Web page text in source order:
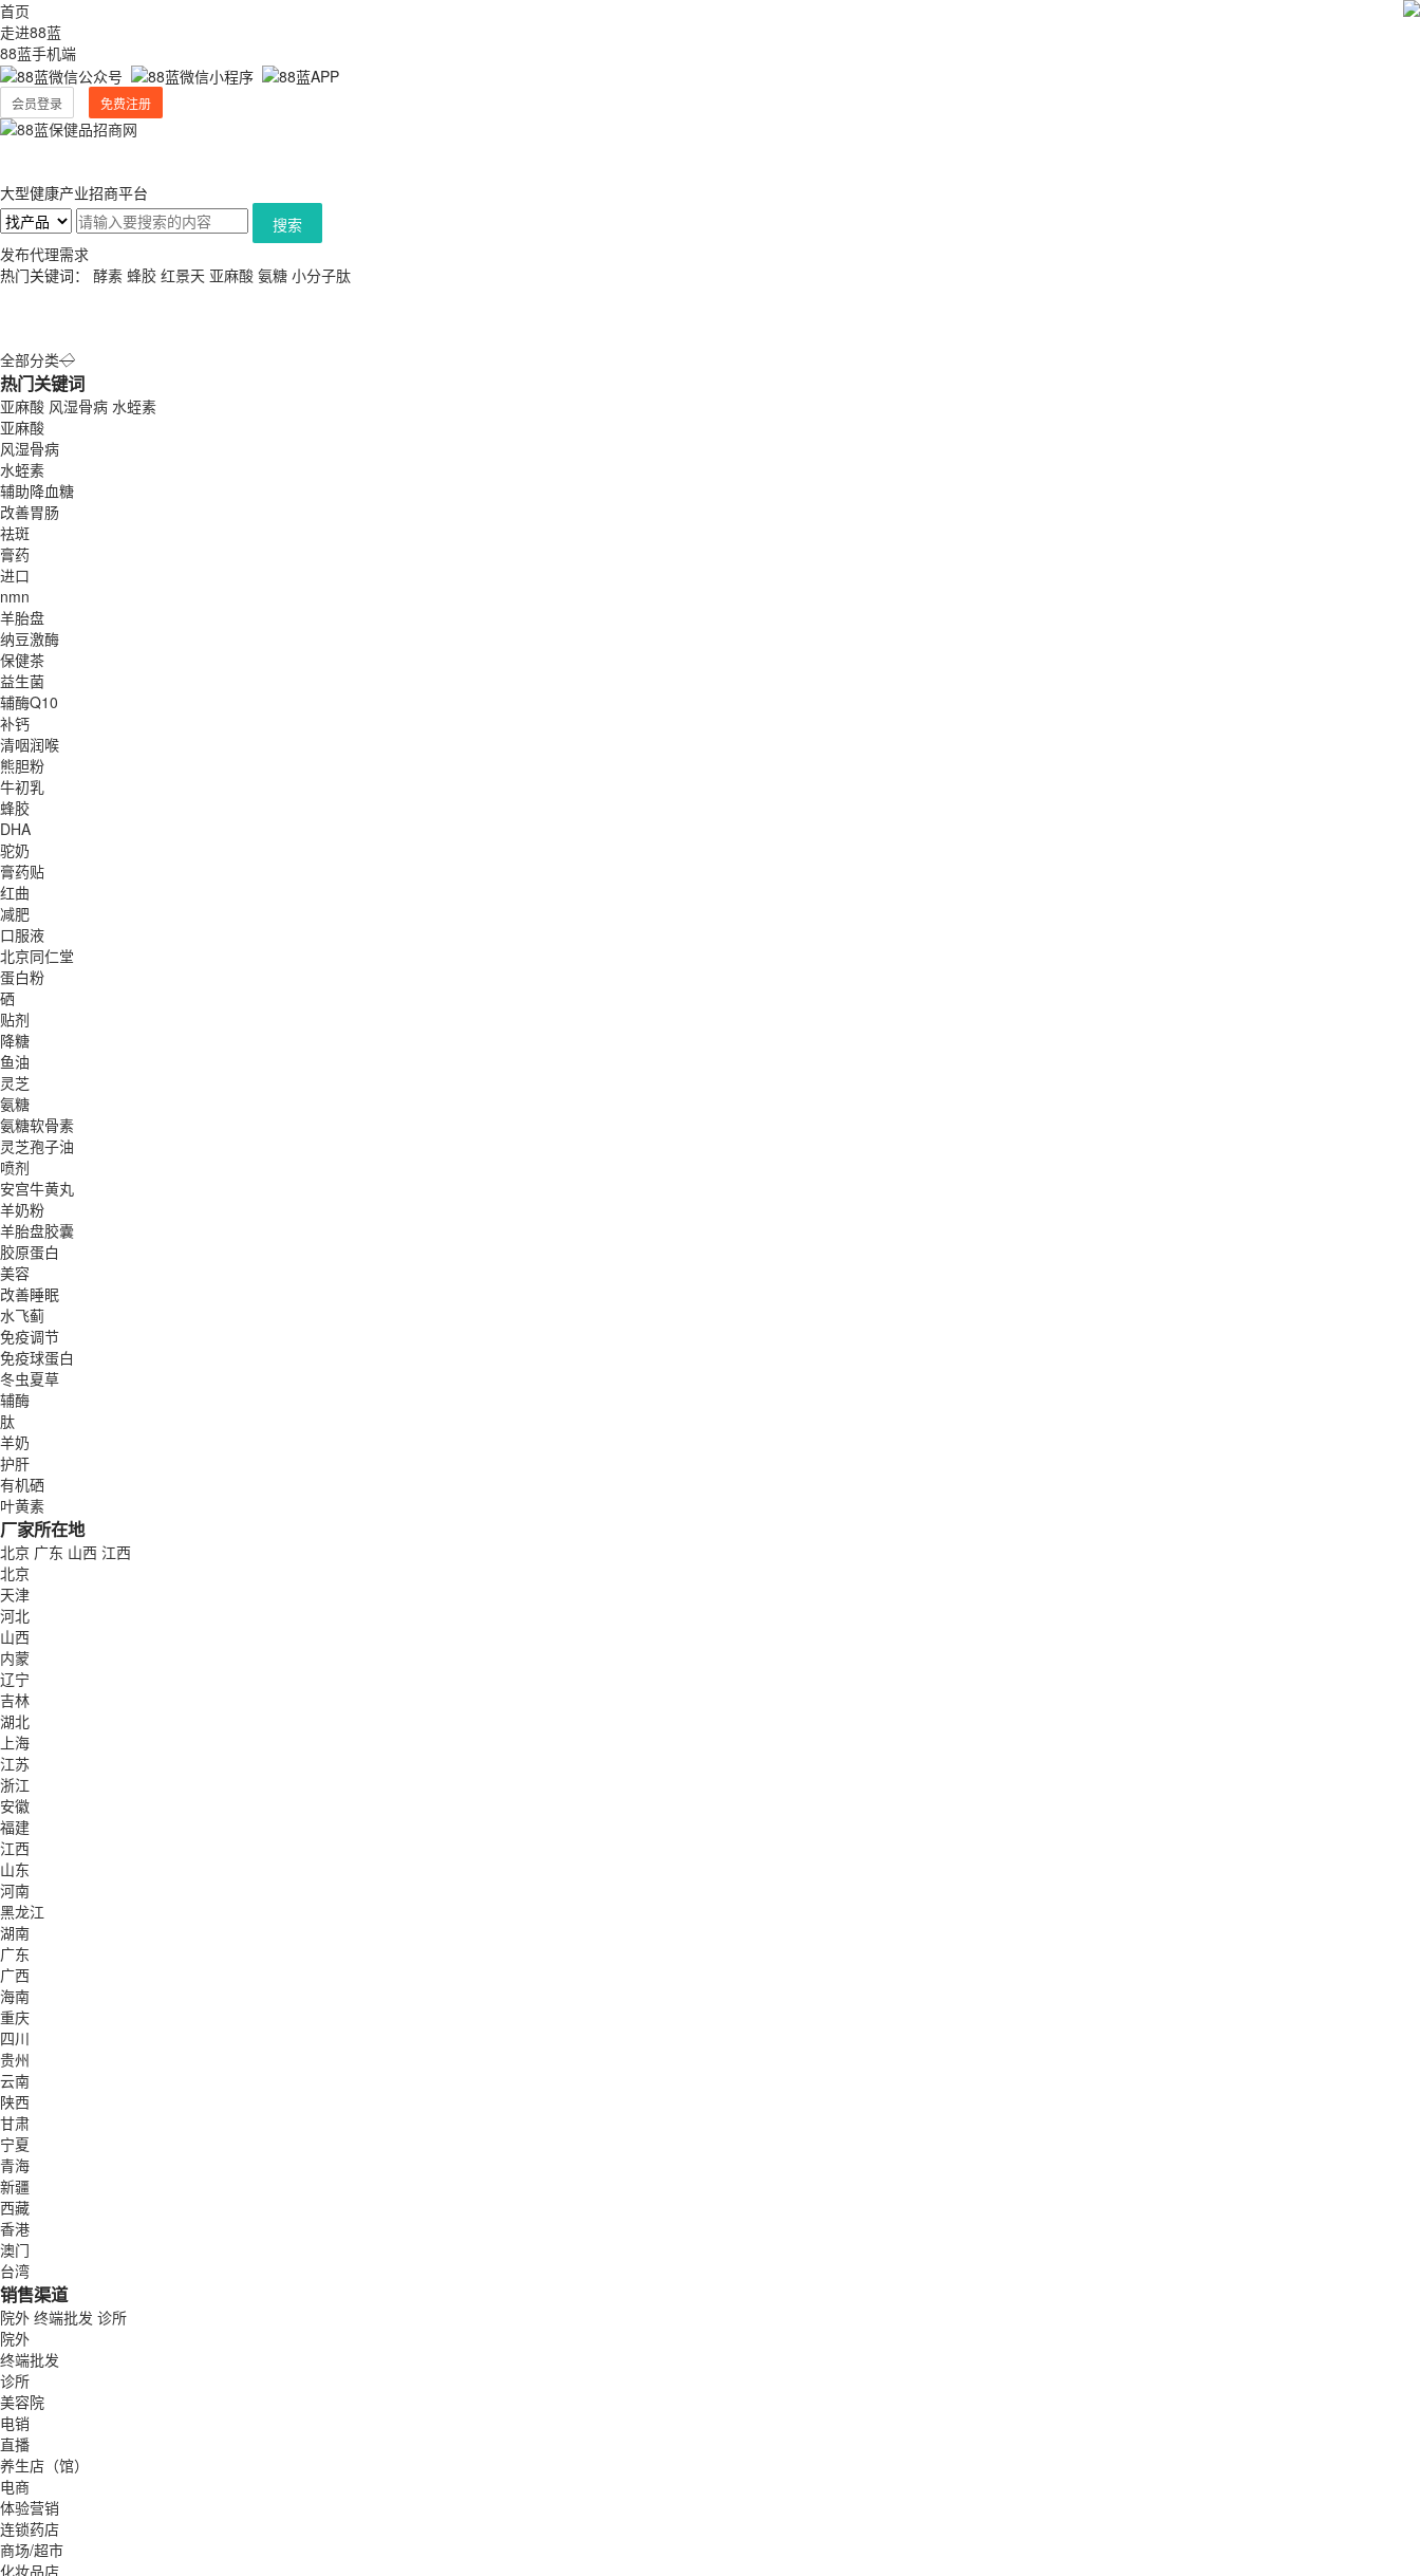
首页
走进88蓝
88蓝手机端
会员登录 免费注册
大型健康产业招商平台
搜索
发布代理需求
热门关键词： 酵素 蜂胶 红景天 亚麻酸 氨糖 小分子肽
全部分类◇
热门关键词
亚麻酸 风湿骨病 水蛭素
亚麻酸
风湿骨病
水蛭素
辅助降血糖
改善胃肠
祛斑
膏药
进口
nmn
羊胎盘
纳豆激酶
保健茶
益生菌
辅酶Q10
补钙
清咽润喉
熊胆粉
牛初乳
蜂胶
DHA
驼奶
膏药贴
红曲
减肥
口服液
北京同仁堂
蛋白粉
硒
贴剂
降糖
鱼油
灵芝
氨糖
氨糖软骨素
灵芝孢子油
喷剂
安宫牛黄丸
羊奶粉
羊胎盘胶囊
胶原蛋白
美容
改善睡眠
水飞蓟
免疫调节
免疫球蛋白
冬虫夏草
辅酶
肽
羊奶
护肝
有机硒
叶黄素
厂家所在地
北京 广东 山西 江西
北京
天津
河北
山西
内蒙
辽宁
吉林
湖北
上海
江苏
浙江
安徽
福建
江西
山东
河南
黑龙江
湖南
广东
广西
海南
重庆
四川
贵州
云南
陕西
甘肃
宁夏
青海
新疆
西藏
香港
澳门
台湾
销售渠道
院外 终端批发 诊所
院外
终端批发
诊所
美容院
电销
直播
养生店（馆）
电商
体验营销
连锁药店
商场/超市
化妆品店